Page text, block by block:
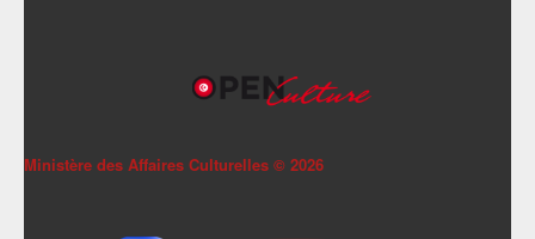
Ministère des Affaires Culturelles © 2026